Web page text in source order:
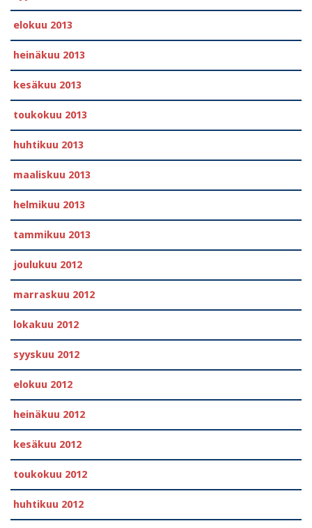
elokuu 2013
heinäkuu 2013
kesäkuu 2013
toukokuu 2013
huhtikuu 2013
maaliskuu 2013
helmikuu 2013
tammikuu 2013
joulukuu 2012
marraskuu 2012
lokakuu 2012
syyskuu 2012
elokuu 2012
heinäkuu 2012
kesäkuu 2012
toukokuu 2012
huhtikuu 2012